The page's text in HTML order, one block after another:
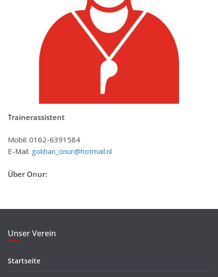
Trainerassistent
Mobil: 0162-6391584
E-Mail: gokhan_onur@hotmail.nl
Über Onur:
Unser Verein
Startseite